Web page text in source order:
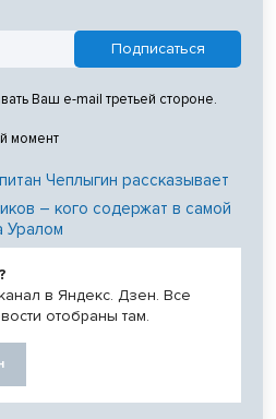
Ваш e-mail третьей стороне.
момент
Чеплыгин рассказывает
– кого содержат в самой
Уралом
в Яндекс. Дзен. Все
отобраны там.